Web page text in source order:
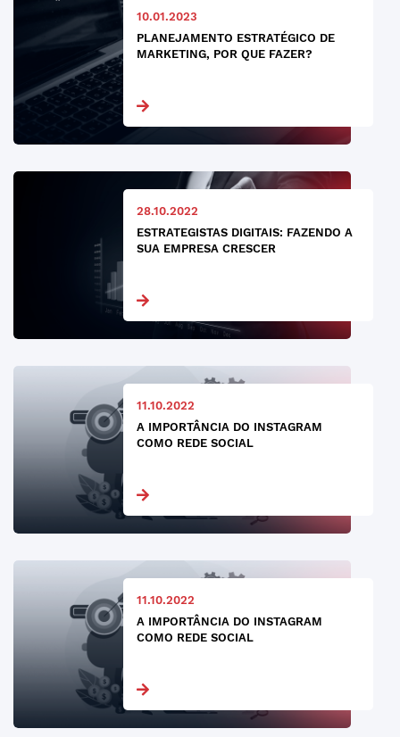
10.01.2023
PLANEJAMENTO ESTRATÉGICO DE
MARKETING, POR QUE FAZER?
28.10.2022
ESTRATEGISTAS DIGITAIS: FAZENDO A
SUA EMPRESA CRESCER
11.10.2022
A IMPORTÂNCIA DO INSTAGRAM
COMO REDE SOCIAL
11.10.2022
A IMPORTÂNCIA DO INSTAGRAM
COMO REDE SOCIAL